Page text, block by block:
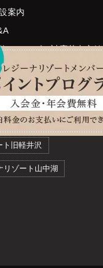
案内
アレルギー対応基本方針
年6月1日より導入)
ト旧軽井沢
リゾート山中湖